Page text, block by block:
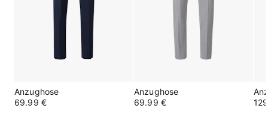
Anzughose
69.99 €
Anzughose
69.99 €